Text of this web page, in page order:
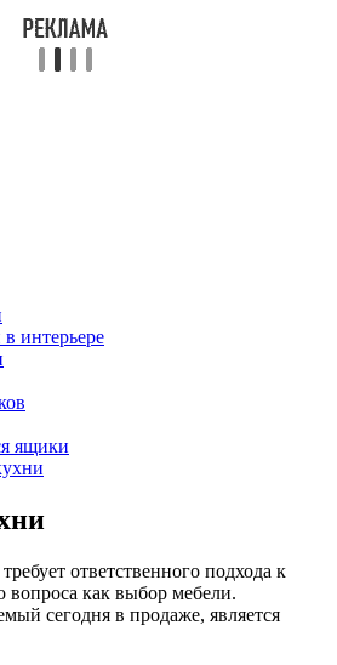
интерьере
ящики
ответственного подхода к
как выбор мебели.
сегодня в продаже, является